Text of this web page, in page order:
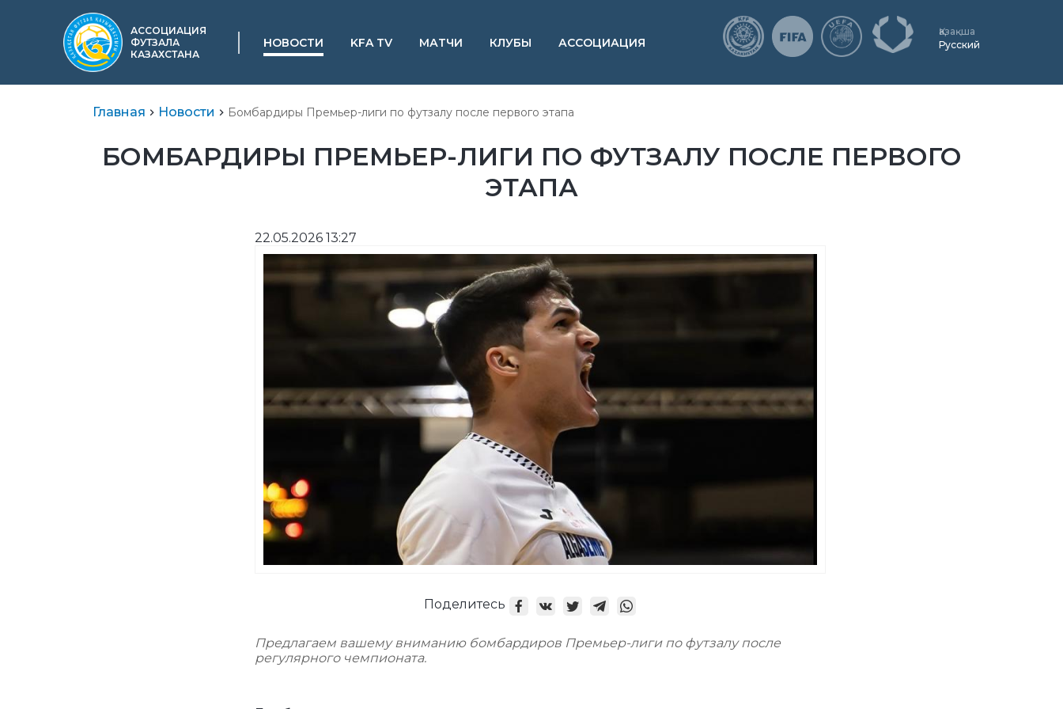
АССОЦИАЦИЯ
ФУТЗАЛА
КАЗАХСТАНА
НОВОСТИ KFA TV МАТЧИ КЛУБЫ АССОЦИАЦИЯ
Қазақша
Русский
Главная Новости Бомбардиры Премьер-лиги по футзалу после первого этапа
БОМБАРДИРЫ ПРЕМЬЕР-ЛИГИ ПО ФУТЗАЛУ ПОСЛЕ ПЕРВОГО
ЭТАПА
22.05.2026 13:27
Поделитесь
Предлагаем вашему вниманию бомбардиров Премьер-лиги по футзалу после
регулярного чемпионата.